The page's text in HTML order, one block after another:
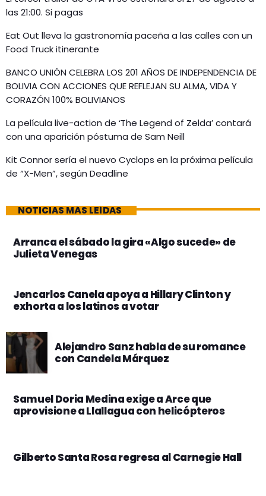
las 21:00. Si pagas
Eat Out lleva la gastronomía paceña a las calles con un
Food Truck itinerante
BANCO UNIÓN CELEBRA LOS 201 AÑOS DE INDEPENDENCIA DE
BOLIVIA CON ACCIONES QUE REFLEJAN SU ALMA, VIDA Y
CORAZÓN 100% BOLIVIANOS
La película live-action de ‘The Legend of Zelda’ contará
con una aparición póstuma de Sam Neill
Kit Connor sería el nuevo Cyclops en la próxima película
de “X-Men”, según Deadline
NOTICIAS MÁS LEÍDAS
Arranca el sábado la gira «Algo sucede» de
Julieta Venegas
Jencarlos Canela apoya a Hillary Clinton y
exhorta a los latinos a votar
Alejandro Sanz habla de su romance
con Candela Márquez
Samuel Doria Medina exige a Arce que
aprovisione a Llallagua con helicópteros
Gilberto Santa Rosa regresa al Carnegie Hall